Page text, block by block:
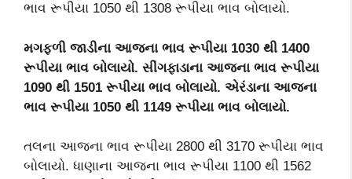
ભાવ રૂપીયા 1050 થી 1308 રૂપીયા ભાવ બોલાયો.
મગફળી જાડીના આજના ભાવ રૂપીયા 1030 થી 1400
રૂપીયા ભાવ બોલાયો. સીંગફાડાના આજના ભાવ રૂપીયા
1090 થી 1501 રૂપીયા ભાવ બોલાયો. એરંડાના આજના
ભાવ રૂપીયા 1050 થી 1149 રૂપીયા ભાવ બોલાયો.
તલના આજના ભાવ રૂપીયા 2800 થી 3170 રૂપીયા ભાવ
બોલાયો. ધાણાના આજના ભાવ રૂપીયા 1100 થી 1562